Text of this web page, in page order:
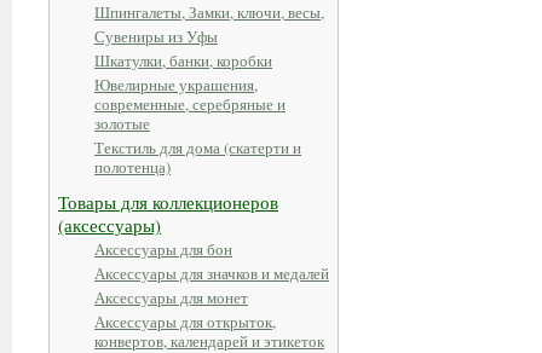
Шпингалеты, Замки, ключи, весы,
Сувениры из Уфы
Шкатулки, банки, коробки
Ювелирные украшения,
современные, серебряные и
золотые
Текстиль для дома (скатерти и
полотенца)
Товары для коллекционеров
(аксессуары)
Аксессуары для бон
Аксессуары для значков и медалей
Аксессуары для монет
Аксессуары для открыток,
конвертов, календарей и этикеток